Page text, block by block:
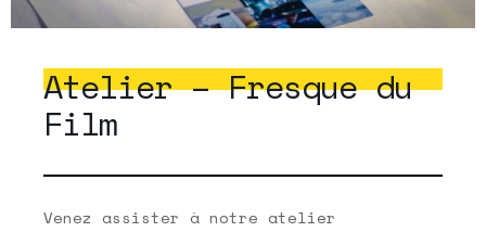
Atelier – Fresque du
Film
Venez assister à notre atelier